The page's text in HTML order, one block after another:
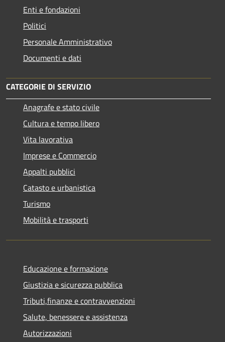
Enti e fondazioni
Politici
Personale Amministrativo
Documenti e dati
CATEGORIE DI SERVIZIO
Anagrafe e stato civile
Cultura e tempo libero
Vita lavorativa
Imprese e Commercio
Appalti pubblici
Catasto e urbanistica
Turismo
Mobilità e trasporti
Educazione e formazione
Giustizia e sicurezza pubblica
Tributi,finanze e contravvenzioni
Salute, benessere e assistenza
Autorizzazioni